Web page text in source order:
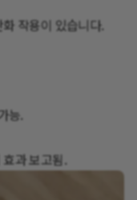
작용이 있습니다.
능.
과 보고됨.